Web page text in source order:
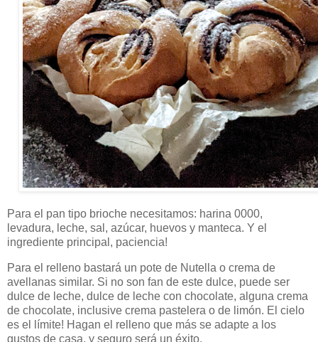
Para el pan tipo brioche necesitamos: harina 0000,
levadura, leche, sal, azúcar, huevos y manteca. Y el
ingrediente principal, paciencia!
Para el relleno bastará un pote de Nutella o crema de
avellanas similar. Si no son fan de este dulce, puede ser
dulce de leche, dulce de leche con chocolate, alguna crema
de chocolate, inclusive crema pastelera o de limón. El cielo
es el límite! Hagan el relleno que más se adapte a los
gustos de casa, y seguro será un éxito.